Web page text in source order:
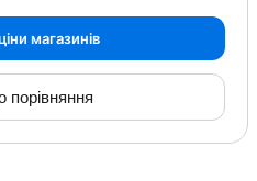
магазинів
порівняння